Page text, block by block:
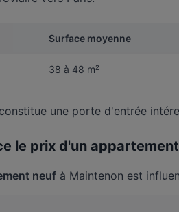
Surface moyenne
38 à 48 m²
une porte d'entrée
le prix d'un
neuf à Maintenon est